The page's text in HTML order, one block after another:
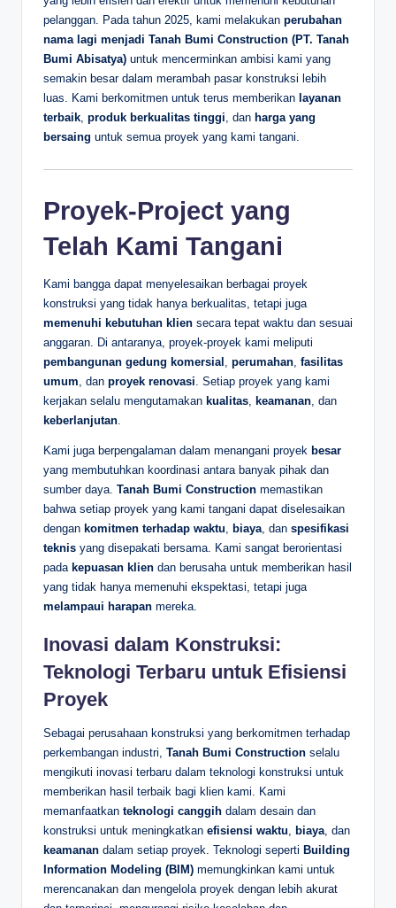
pelanggan. Pada tahun 2025, kami melakukan perubahan
nama lagi menjadi Tanah Bumi Construction (PT. Tanah
Bumi Abisatya) untuk mencerminkan ambisi kami yang
semakin besar dalam merambah pasar konstruksi lebih
luas. Kami berkomitmen untuk terus memberikan layanan
terbaik produk berkualitas tinggi , dan harga yang
bersaing untuk semua proyek yang kami tangani.
Proyek-Project yang
Telah Kami Tangani
Kami bangga dapat menyelesaikan berbagai proyek
konstruksi yang tidak hanya berkualitas, tetapi juga
memenuhi kebutuhan klien secara tepat waktu dan sesuai
anggaran. Di antaranya, proyek-proyek kami meliputi
pembangunan gedung komersial perumahan fasilitas
umum , dan proyek renovasi . Setiap proyek yang kami
kerjakan selalu mengutamakan kualitas keamanan , dan
keberlanjutan
Kami juga berpengalaman dalam menangani proyek besar
yang membutuhkan koordinasi antara banyak pihak dan
sumber daya. Tanah Bumi Construction memastikan
bahwa setiap proyek yang kami tangani dapat diselesaikan
dengan komitmen terhadap waktu biaya , dan spesifikasi
teknis yang disepakati bersama. Kami sangat berorientasi
pada kepuasan klien dan berusaha untuk memberikan hasil
yang tidak hanya memenuhi ekspektasi, tetapi juga
melampaui harapan mereka.
Inovasi dalam Konstruksi:
Teknologi Terbaru untuk Efisiensi
Proyek
Sebagai perusahaan konstruksi yang berkomitmen terhadap
perkembangan industri, Tanah Bumi Construction selalu
mengikuti inovasi terbaru dalam teknologi konstruksi untuk
memberikan hasil terbaik bagi klien kami. Kami
memanfaatkan teknologi canggih dalam desain dan
konstruksi untuk meningkatkan efisiensi waktu biaya , dan
keamanan dalam setiap proyek. Teknologi seperti Building
Information Modeling (BIM) memungkinkan kami untuk
merencanakan dan mengelola proyek dengan lebih akurat